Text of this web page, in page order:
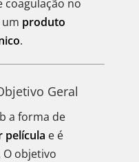
coagulação no
produto
.
Geral
a forma de
película e é
O objetivo